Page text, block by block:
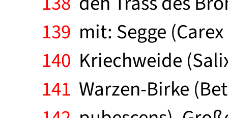
139 mit: Segge
140 Kriechweide
141 Warzen-Birke